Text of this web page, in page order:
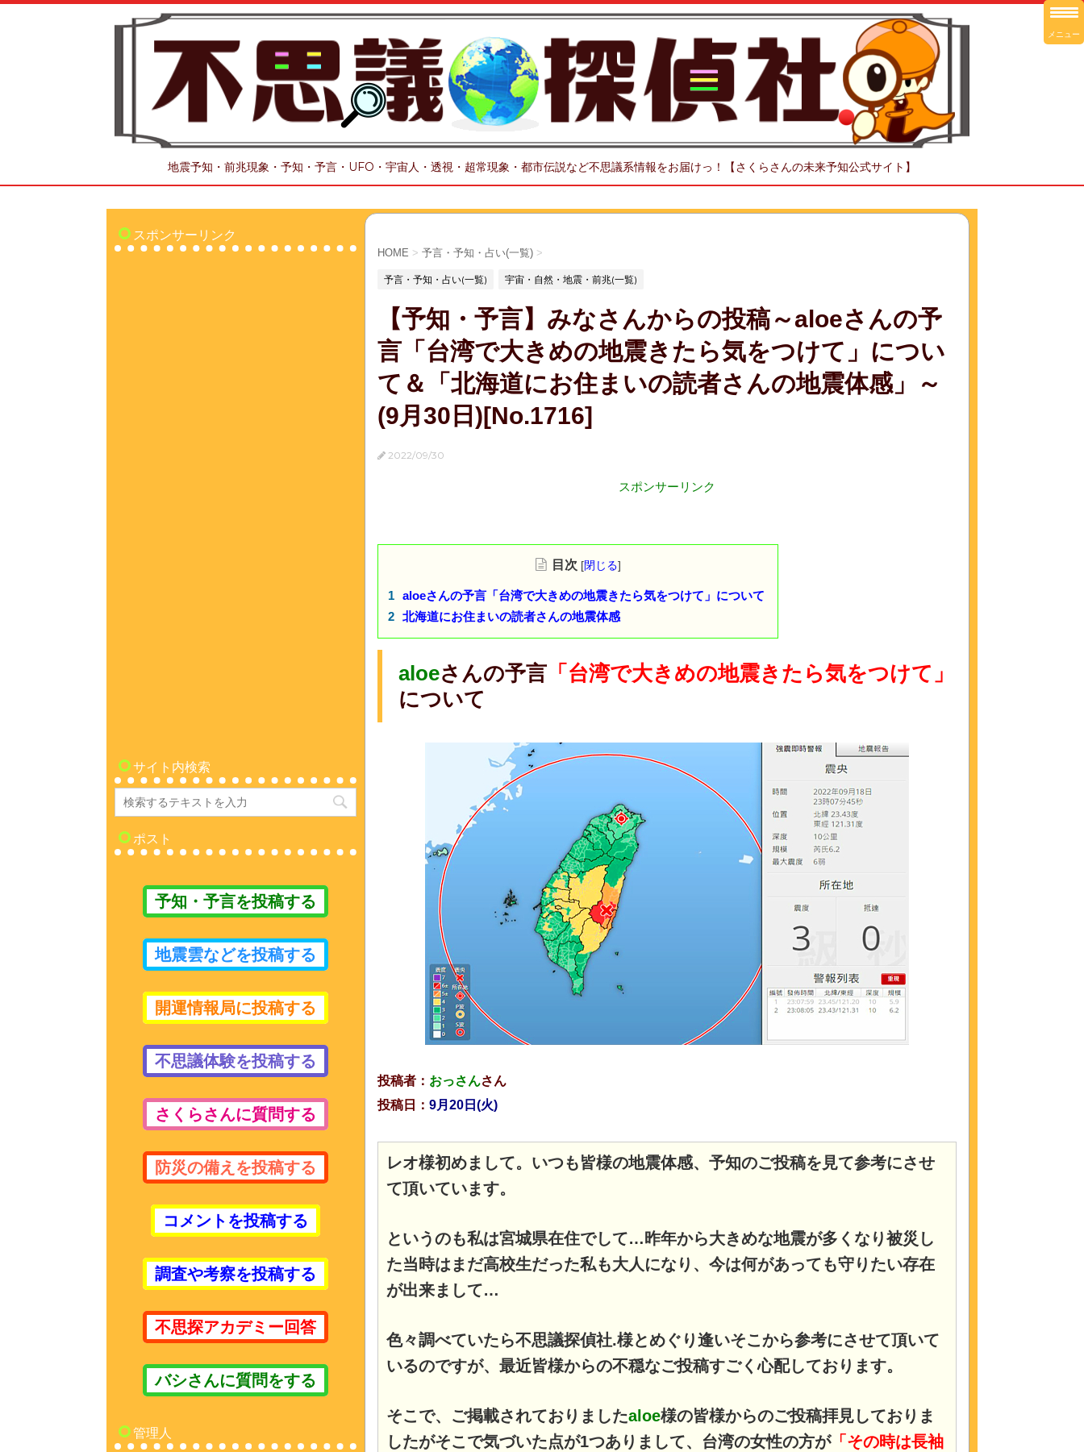
地震予知・前兆現象・予知・予言・UFO・宇宙人・透視・超常現象・都市伝説など不思議系情報をお届けっ！【さくらさんの未来予知公式サイト】
HOME > 予言・予知・占い(一覧) >
予言・予知・占い(一覧) 宇宙・自然・地震・前兆(一覧)
【予知・予言】みなさんからの投稿～aloeさんの予
言「台湾で大きめの地震きたら気をつけて」につい
て＆「北海道にお住まいの読者さんの地震体感」～
(9月30日)[No.1716]
2022/09/30
スポンサーリンク
目次 [閉じる]
aloeさんの予言「台湾で大きめの地震きたら気をつけて」について
北海道にお住まいの読者さんの地震体感
aloeさんの予言「台湾で大きめの地震きたら気をつけて」
について
投稿者： おっさんさん
投稿日： 9月20 日(火)
レオ様初めまして。いつも皆様の地震体感、予知のご投稿を見て参考にさせ
て頂いています。
というのも私は宮城県在住でして…昨年から大きめな地震が多くなり被災し
た当時はまだ高校生だった私も大人になり、今は何があっても守りたい存在
が出来まして…
色々調べていたら不思議探偵社.様とめぐり逢いそこから参考にさせて頂いて
いるのですが、最近皆様からの不穏なご投稿すごく心配しております。
そこで、ご掲載されておりましたaloe様の皆様からのご投稿拝見しておりま
したがそこで気づいた点が1つありまして、台湾の女性の方が「 その時は長袖
スポンサーリンク
サイト内検索
ポスト
予知・予言を投稿する
地震雲などを投稿する
開運情報局に投稿する
不思議体験を投稿する
さくらさんに質問する
防災の備えを投稿する
コメントを投稿する
調査や考察を投稿する
不思探アカデミー回答
バシさんに質問をする
管理人
メニュー